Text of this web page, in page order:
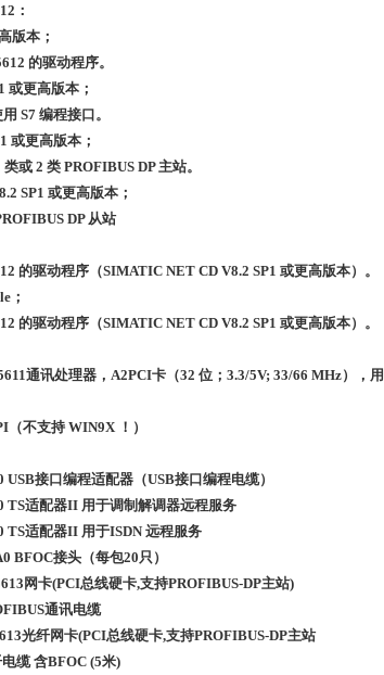
：
版本；
的驱动程序。
或更高版本；
S7 编程接口。
或更高版本；
或 2 类 PROFIBUS DP 主站。
SP1 或更高版本；
DP 从站
的驱动程序（SIMATIC NET CD V8.2 SP1 或更高版本）。
；
的驱动程序（SIMATIC NET CD V8.2 SP1 或更高版本）。
通讯处理器，A2PCI卡（32 位；3.3/5V; 33/66 MHz），
（不支持 WIN9X ！）
USB接口编程适配器（USB接口编程电缆）
TS适配器II 用于调制解调器远程服务
0xA0 TS适配器II 用于ISDN 远程服务
BFOC接头（每包20只）
网卡(PCI总线硬卡,支持PROFIBUS-DP主站)
通讯电缆
光纤网卡(PCI总线硬卡,支持PROFIBUS-DP主站
缆 含BFOC (5米)